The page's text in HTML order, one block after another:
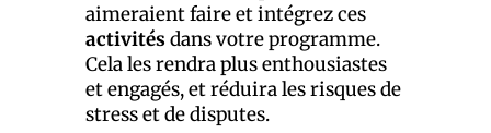
aimeraient faire et intégrez ces
activitésdans votre programme.
Cela les rendra plus enthousiastes
et engagés, et réduira les risques de
stress et de disputes.